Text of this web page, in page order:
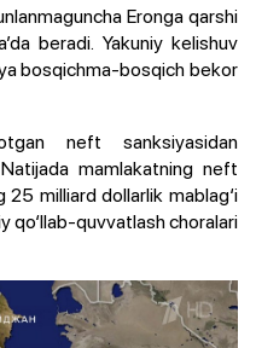
Eronga qarshi
beradi. Yakuniy kelishuv
bosqichma-bosqich bekor
neft sanksiyasidan
mamlakatning neft
milliard dollarlik mablag‘i
qo‘llab-quvvatlash choralari